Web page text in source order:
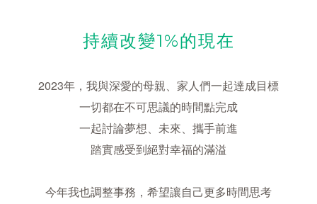
持續改變1%的現在
2023年，我與深愛的母親、家人們一起達成目標
一切都在不可思議的時間點完成
一起討論夢想、未來、攜手前進
踏實感受到絕對幸福的滿溢
今年我也調整事務，希望讓自己更多時間思考